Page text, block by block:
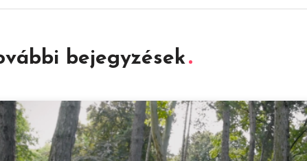
bejegyzések